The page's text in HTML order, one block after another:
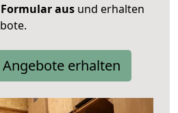
aus und erhalten
erhalten